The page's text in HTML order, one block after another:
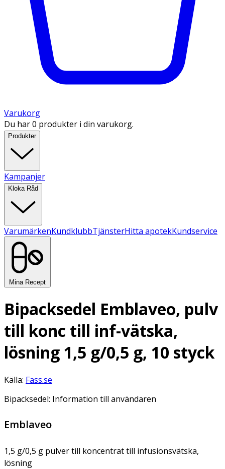
Varukorg
Du har 0 produkter i din varukorg.
Produkter
Kampanjer
Kloka Råd
VarumärkenKundklubbTjänsterHitta apotekKundservice
Mina Recept
Bipacksedel Emblaveo, pulv
till konc till inf-vätska,
lösning 1,5 g/0,5 g, 10 styck
Källa: Fass.se
Bipacksedel: Information till användaren
Emblaveo
1,5 g/0,5 g pulver till koncentrat till infusionsvätska,
lösning